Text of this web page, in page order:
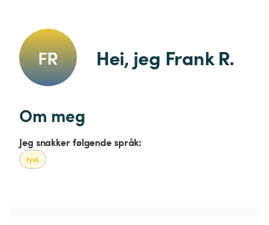
FR Hei, jeg Frank R.
Om meg
Jeg snakker følgende språk:
tysk